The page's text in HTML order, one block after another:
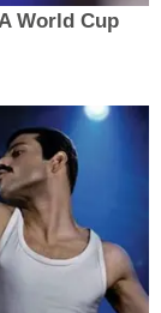
World Cup